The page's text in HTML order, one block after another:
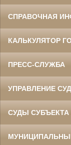
СПРАВОЧНАЯ
КАЛЬКУЛЯТОР
ПРЕСС-СЛУЖБА
УПРАВЛЕНИЕ
СУДЫ СУБЪЕКТА